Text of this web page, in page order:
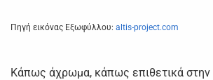
Πηγή εικόνας Εξωφύλλου: altis-project.com
Κάπως άχρωμα, κάπως επιθετικά στην